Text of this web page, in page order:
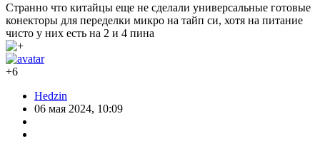
Странно что китайцы еще не сделали универсальные готовые
конекторы для переделки микро на тайп си, хотя на питание
чисто у них есть на 2 и 4 пина
+6
Hedzin
06 мая 2024, 10:09